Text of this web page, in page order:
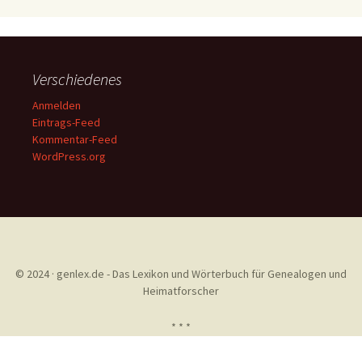
Verschiedenes
Anmelden
Eintrags-Feed
Kommentar-Feed
WordPress.org
© 2024 · genlex.de - Das Lexikon und Wörterbuch für Genealogen und
Heimatforscher
* * *